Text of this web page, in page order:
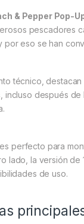
& Pepper Pop-
pescadores
por eso se han
técnico,
incluso después
es perfecto para
lado, la versión de
de uso.